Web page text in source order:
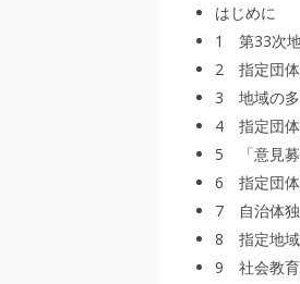
はじめに
1 第33次
2 指定団体
3 地域の多
4 指定団体
5 「意見募
6 指定団体
7 自治体独
8 指定地域
9 社会教育